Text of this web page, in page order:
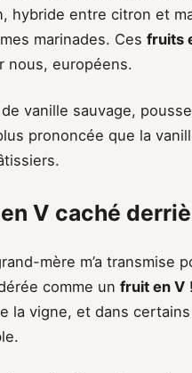
hybride entre citron et
marinades. Ces fruits
nous, européens.
vanille sauvage,
prononcée que la
V caché
mère m’a transmise
comme un fruit en V
la vigne, et dans